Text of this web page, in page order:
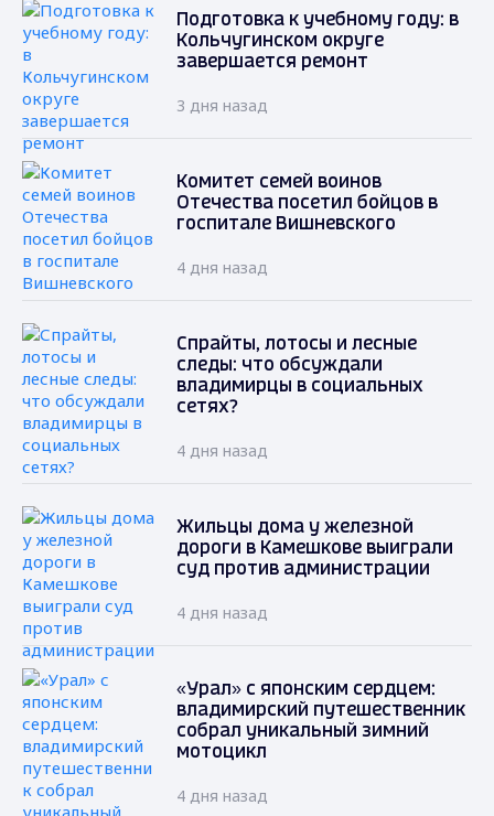
Подготовка к учебному году: в
Кольчугинском округе
завершается ремонт
3 дня назад
Комитет семей воинов
Отечества посетил бойцов в
госпитале Вишневского
4 дня назад
Спрайты, лотосы и лесные
следы: что обсуждали
владимирцы в социальных
сетях?
4 дня назад
Жильцы дома у железной
дороги в Камешкове выиграли
суд против администрации
4 дня назад
«Урал» с японским сердцем:
владимирский путешественник
собрал уникальный зимний
мотоцикл
4 дня назад